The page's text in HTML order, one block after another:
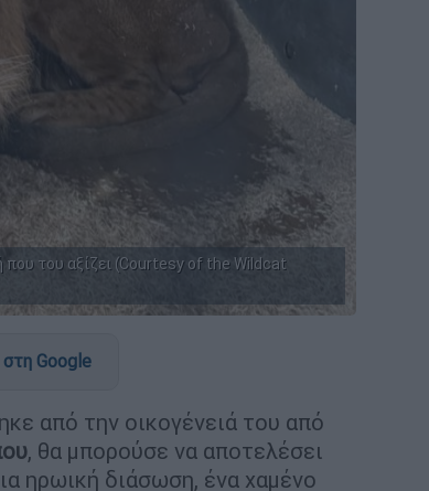
που του αξίζει (Courtesy of the Wildcat
Google
από την οικογένειά του από
, θα μπορούσε να αποτελέσει
ηρωική διάσωση, ένα χαμένο